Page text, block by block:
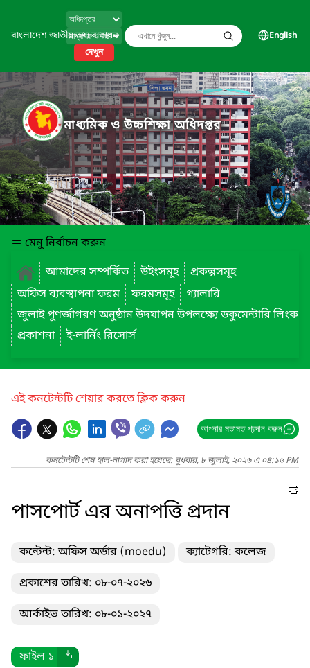
বাংলাদেশ জাতীয় তথ্য বাতায়ন
দেখুন
English
মাধ্যমিক ও উচ্চশিক্ষা অধিদপ্তর
মেনু নির্বাচন করুন
আমাদের সম্পর্কিত
উইংসমূহ
প্রকল্পসমূহ
অফিস ব্যবস্থাপনা ফরম
ফরমসমূহ
গ্যালারি
জুলাই পুণর্জাগরণ অনুষ্ঠান উদযাপন উপলক্ষ্যে ডকুমেন্টারি লিংক
প্রকাশনা
ই-লার্নিং রিসোর্স
এই কনটেন্টটি শেয়ার করতে ক্লিক করুন
আপনার মতামত প্রদান করুন
কনটেন্টটি শেষ হাল-নাগাদ করা হয়েছে: বুধবার, ৮ জুলাই, ২০২৬ এ ০৪:১৬ PM
পাসপোর্ট এর অনাপত্তি প্রদান
কন্টেন্ট: অফিস অর্ডার (moedu) ক্যাটেগরি: কলেজ
প্রকাশের তারিখ: ০৮-০৭-২০২৬
আর্কাইভ তারিখ: ০৮-০১-২০২৭
ফাইল ১